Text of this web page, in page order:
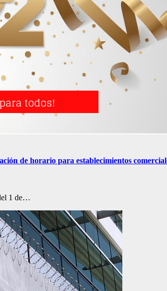
de horario para establecimientos
1 de…